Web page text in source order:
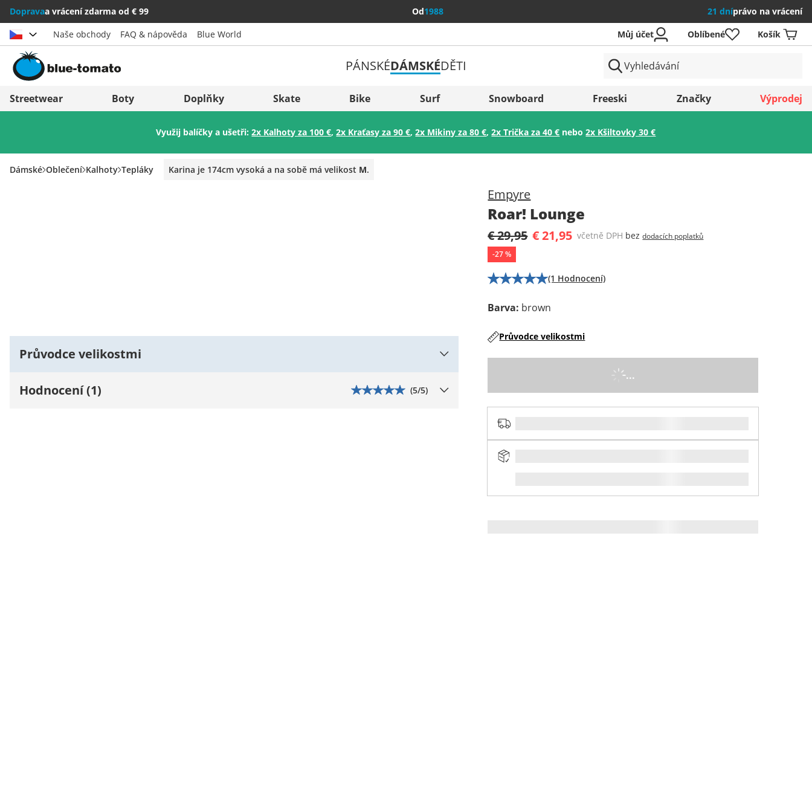
Dopravaa vrácení zdarma od € 99 Od1988 21 dníprávo na vrácení
Vybrat zemi
Österreich
Italia (Italiano)
Italien (Deutsch)
Slovenija
België (Nederlands)
Uložit
Naše obchody FAQ & nápověda Blue World Můj účet Oblíbené Košík
PÁNSKÉDÁMSKÉDĚTI
Streetwear Boty Doplňky Skate Bike Surf Snowboard Freeski Značky Výprodej
Využij balíčky a ušetři:2x Kalhoty za 100 €,2x Kraťasy za 90 €,2x Mikiny za 80 €,2x Trička za 40 € nebo2x Kšiltovky 30 €
Dámské Oblečení Kalhoty Tepláky Karina je 174cm vysoká a na sobě má velikost M.
Empyre
Roar! Lounge
€ 29,95 € 21,95 včetně DPH bezdodacích poplatků
-27%
(1 Hodnocení)
Barva: brown
Průvodce velikostmi
...
Průvodce velikostmi
Hodnocení (1) (5/5)